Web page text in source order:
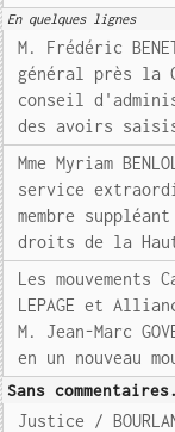
En quelques lignes
M. Frédéric
général près la
conseil
des avoirs
Mme Myriam
service
membre
droits de la
Les
LEPAGE et
M. Jean-Marc
en un nouveau
Sans
Justice /